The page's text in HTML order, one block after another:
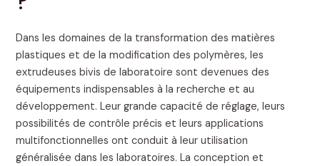
Dans les domaines de la transformation des matières
plastiques et de la modification des polymères, les
extrudeuses bivis de laboratoire sont devenues des
équipements indispensables à la recherche et au
développement. Leur grande capacité de réglage, leurs
possibilités de contrôle précis et leurs applications
multifonctionnelles ont conduit à leur utilisation
généralisée dans les laboratoires. La conception et